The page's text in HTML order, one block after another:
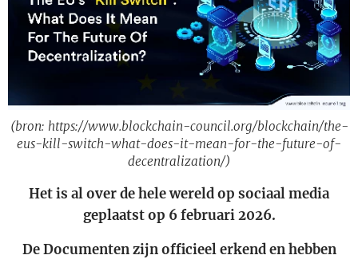
(bron: https://www.blockchain-council.org/blockchain/the-
eus-kill-switch-what-does-it-mean-for-the-future-of-
decentralization/)
Het is al over de hele wereld op sociaal media
geplaatst op 6 februari 2026.
De Documenten zijn officieel erkend en hebben